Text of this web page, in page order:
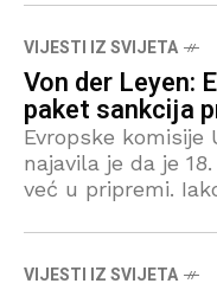
Američkih
sredstva
objavio
VIJESTI IZ SVIJETA
Von der Leyen:
paket sankcija
Evropske komisije
najavila je da je
već u pripremi.
VIJESTI IZ SVIJETA